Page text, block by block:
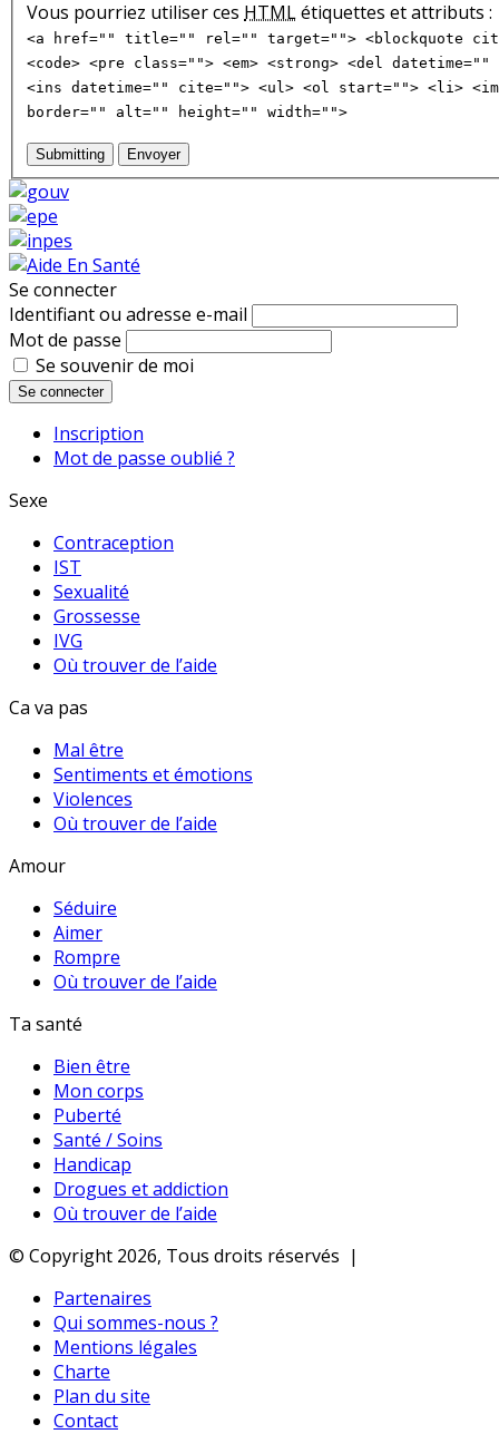
Vous pourriez utiliser ces HTMLétiquettes et attributs :
<a href="" title="" rel="" target=""> <blockquote
<code> <pre class=""> <em> <strong> <del
<ins datetime="" cite=""> <ul> <ol start=""> <li>
border="" alt="" height="" width="">
Submitting Envoyer
Se connecter
Identifiant ou adresse e-mail
Mot de passe
Se souvenir de moi
Se connecter
Inscription
Mot de passe oublié ?
Sexe
Contraception
IST
Sexualité
Grossesse
IVG
Où trouver de l’aide
Ca va pas
Mal être
Sentiments et émotions
Violences
Où trouver de l’aide
Amour
Séduire
Aimer
Rompre
Où trouver de l’aide
Ta santé
Bien être
Mon corps
Puberté
Santé / Soins
Handicap
Drogues et addiction
Où trouver de l’aide
© Copyright 2026, Tous droits réservés |
Partenaires
Qui sommes-nous ?
Mentions légales
Charte
Plan du site
Contact